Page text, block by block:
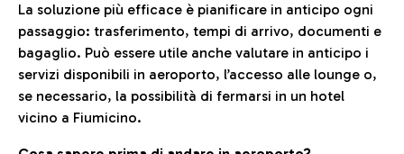
La soluzione più efficace è pianificare in anticipo ogni
passaggio: trasferimento, tempi di arrivo, documenti e
bagaglio. Può essere utile anche valutare in anticipo i
servizi disponibili in aeroporto, l’accesso alle lounge o,
se necessario, la possibilità di fermarsi in un hotel
vicino a Fiumicino.